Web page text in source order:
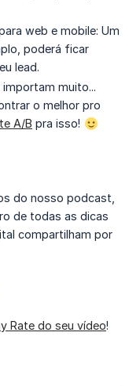
web e mobile: Um
poderá ficar
lead.
muito...
o melhor pro
A/B pra isso!
do nosso podcast,
de todas as dicas
compartilham por
Rate do seu vídeo!